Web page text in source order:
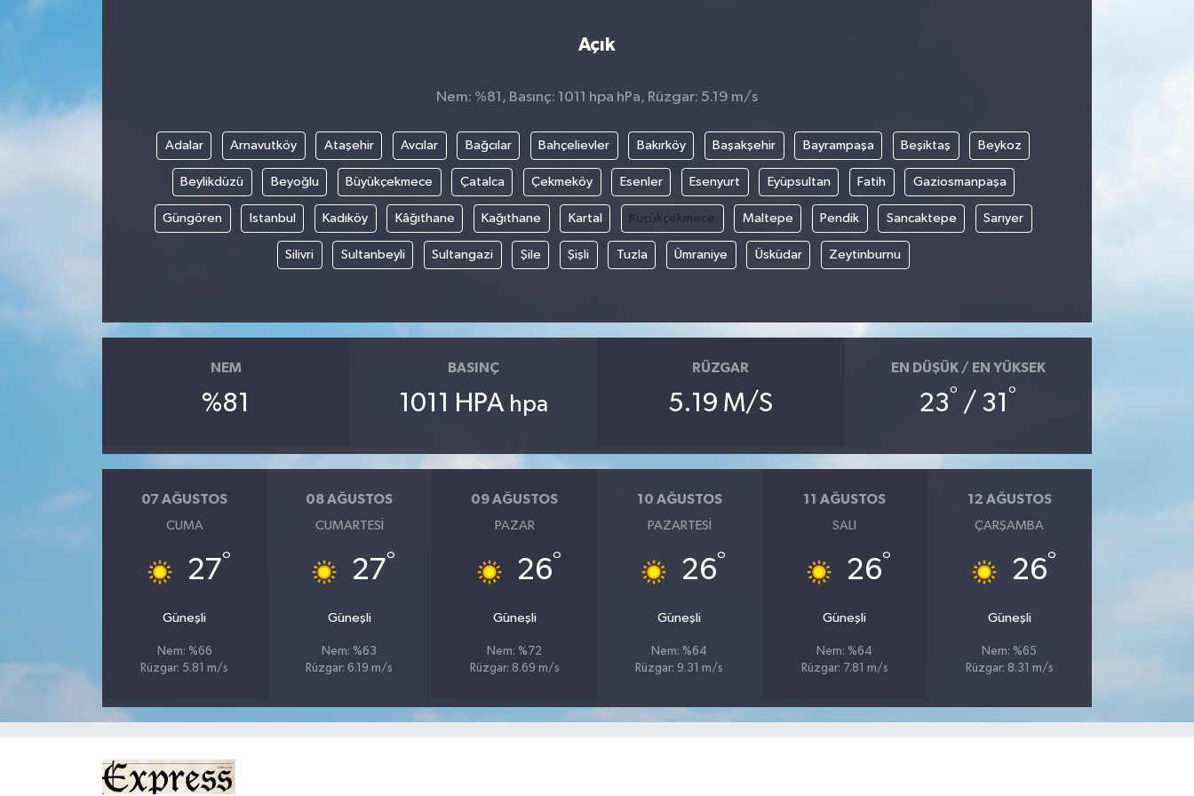
Açık
Nem: %81, Basınç: 1011 hpa hPa, Rüzgar: 5.19 m/s
Adalar Arnavutköy Ataşehir Avcılar Bağcılar Bahçelievler Bakırköy Başakşehir Bayrampaşa Beşiktaş Beykoz
Beylikdüzü Beyoğlu Büyükçekmece Çatalca Çekmeköy Esenler Esenyurt Eyüpsultan Fatih Gaziosmanpaşa
Güngören Istanbul Kadıköy Kâğıthane Kağıthane Kartal Küçükçekmece Maltepe Pendik Sancaktepe Sarıyer
Silivri Sultanbeyli Sultangazi Şile Şişli Tuzla Ümraniye Üsküdar Zeytinburnu
NEM
%81
BASINÇ
1011 HPA hpa
RÜZGAR
5.19 M/S
EN DÜŞÜK / EN YÜKSEK
23° / 31 °
07 AĞUSTOS
CUMA
27°
Güneşli
Nem: %66
Rüzgar: 5.81 m/s
08 AĞUSTOS
CUMARTESI
27°
Güneşli
Nem: %63
Rüzgar: 6.19 m/s
09 AĞUSTOS
PAZAR
26°
Güneşli
Nem: %72
Rüzgar: 8.69 m/s
10 AĞUSTOS
PAZARTESI
26°
Güneşli
Nem: %64
Rüzgar: 9.31 m/s
11 AĞUSTOS
SALI
26°
Güneşli
Nem: %64
Rüzgar: 7.81 m/s
12 AĞUSTOS
ÇARŞAMBA
26°
Güneşli
Nem: %65
Rüzgar: 8.31 m/s
GİRNE
SPOR
TATLISU
TEKNOLOJİ